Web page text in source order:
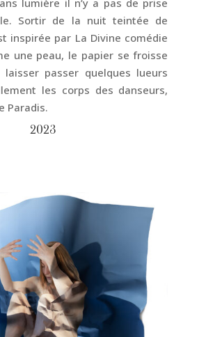
lumière il n’y a pas de prise
Sortir de la nuit teintée de
inspirée par La Divine comédie
une peau, le papier se froisse
passer quelques lueurs
les corps des danseurs,
Paradis.
2023